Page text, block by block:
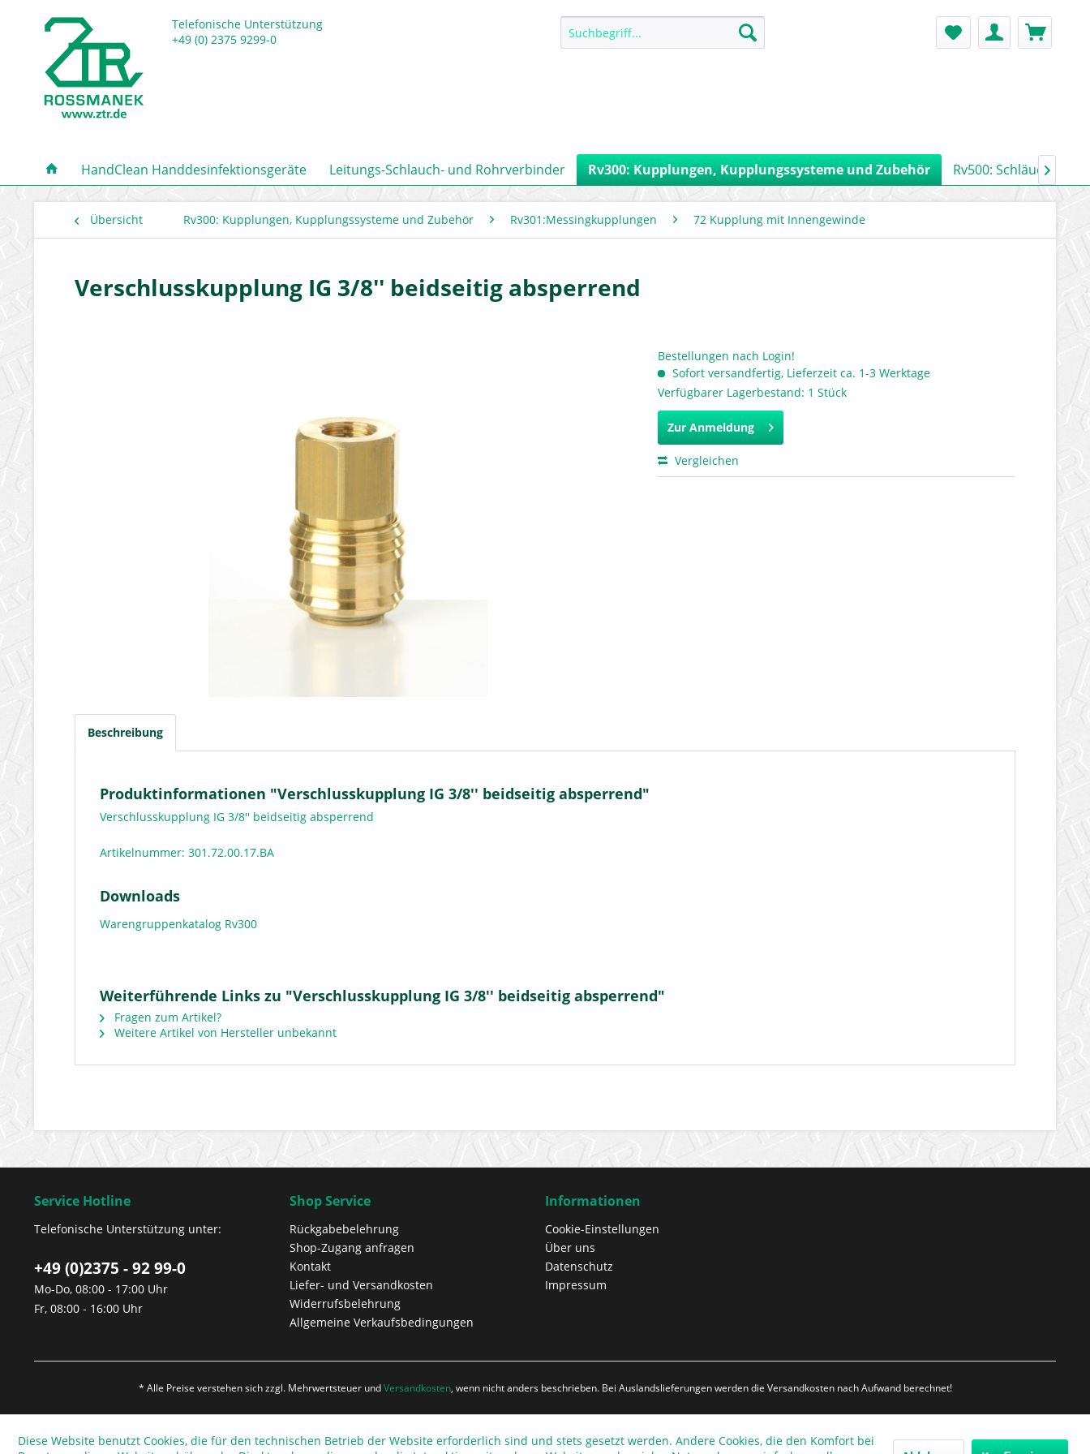
Telefonische Unterstützung
+49 (0) 2375 9299-0
HandClean Handdesinfektionsgeräte Leitungs-Schlauch- und Rohrverbinder Rv300: Kupplungen, Kupplungssysteme und Zubehör Rv500: Schläuche,

Übersicht Rv300: Kupplungen, Kupplungssysteme und Zubehör Rv301:Messingkupplungen 72 Kupplung mit Innengewinde
Verschlusskupplung IG 3/8'' beidseitig absperrend
Bestellungen nach Login!
Sofort versandfertig, Lieferzeit ca. 1-3 Werktage
Verfügbarer Lagerbestand: 1 Stück
Zur Anmeldung
Vergleichen
Beschreibung
Produktinformationen "Verschlusskupplung IG 3/8'' beidseitig absperrend"
Verschlusskupplung IG 3/8'' beidseitig absperrend
Artikelnummer: 301.72.00.17.BA
Downloads
Warengruppenkatalog Rv300
Weiterführende Links zu "Verschlusskupplung IG 3/8'' beidseitig absperrend"
Fragen zum Artikel?
Weitere Artikel von Hersteller unbekannt
Service Hotline
Telefonische Unterstützung unter:
+49 (0)2375 - 92 99-0
Mo-Do, 08:00 - 17:00 Uhr
Fr, 08:00 - 16:00 Uhr
Shop Service
Rückgabebelehrung
Shop-Zugang anfragen
Kontakt
Liefer- und Versandkosten
Widerrufsbelehrung
Allgemeine Verkaufsbedingungen
Informationen
Cookie-Einstellungen
Über uns
Datenschutz
Impressum
* Alle Preise verstehen sich zzgl. Mehrwertsteuer undVersandkosten, wenn nicht anders beschrieben. Bei Auslandslieferungen werden die Versandkosten nach Aufwand berechnet!
Diese Website benutzt Cookies, die für den technischen Betrieb der Website erforderlich sind und stets gesetzt werden. Andere Cookies, die den Komfort bei